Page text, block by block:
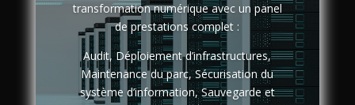
transformation numérique avec un panel
de prestations complet :
Audit, Déploiement d’infrastructures,
Maintenance du parc, Sécurisation du
système d’information, Sauvegarde et